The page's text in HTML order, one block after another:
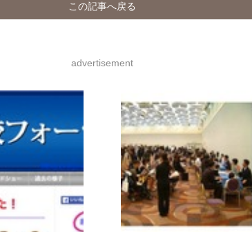
この記事へ戻る
advertisement